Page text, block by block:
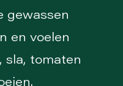
gewassen
en voelen
sla, tomaten